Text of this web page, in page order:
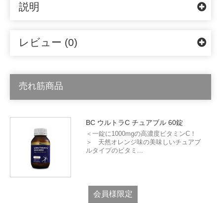
説明
レビュー (0)
売れ筋商品
BC ウルトラC チュアブル 60錠
＜一錠に1000mgの高濃度ビタミンC！
＞ 天然オレンジ味の美味しいチュアブ
ルタイプのビタミ...
会員様限定